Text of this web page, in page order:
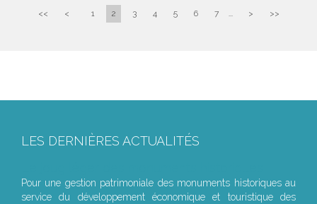
<< < 1 2 3 4 5 6 7 ... > >>
LES DERNIÈRES ACTUALITÉS
Pour une gestion patrimoniale des monuments historiques au
service du développement économique et touristique des